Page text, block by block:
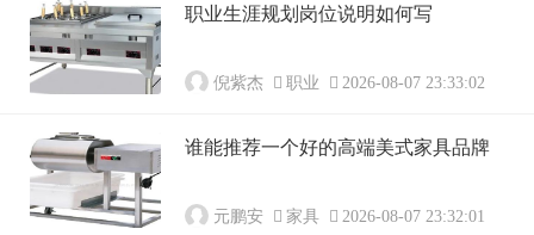
职业生涯规划岗位说明如何写
倪紫杰 职业 2026-08-07 23:33:02
谁能推荐一个好的高端美式家具品牌
元鹏安 家具 2026-08-07 23:32:01